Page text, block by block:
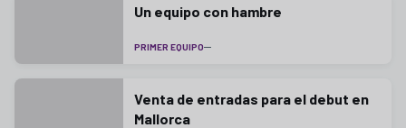
Un equipo con hambre
PRIMER EQUIPO
Venta de entradas para el debut en
Mallorca